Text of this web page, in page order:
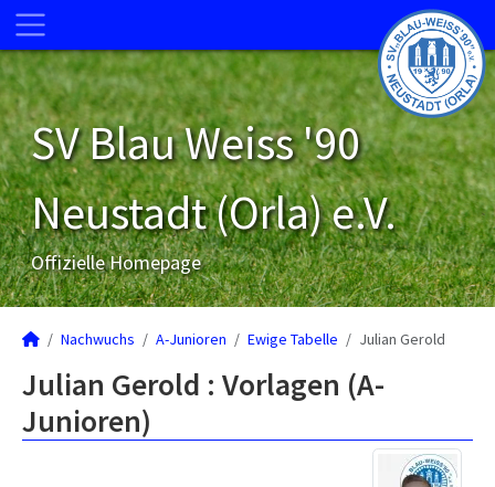
SV Blau Weiss '90
Neustadt (Orla) e.V.
Offizielle Homepage
Nachwuchs A-Junioren Ewige Tabelle Julian Gerold
Julian Gerold : Vorlagen (A-
Junioren)